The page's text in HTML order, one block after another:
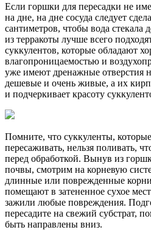
Если горшки для пересадки не
на дне, на дне сосуда следует
сантиметров, чтобы вода
из терракоты лучше всего
суккулентов, которые обладают
влагопроницаемостью и
уже имеют дренажные отверстия
дешевые и очень живые, а их
и подчеркивает красоту
Помните, что суккуленты,
пересаживать, нельзя поливать,
перед обработкой. Вынув из
почвы, смотрим на корневую
длинные или поврежденные
помещают в затененное сухое
зажили любые повреждения.
пересадите на свежий субстрат,
быть направлены вниз.